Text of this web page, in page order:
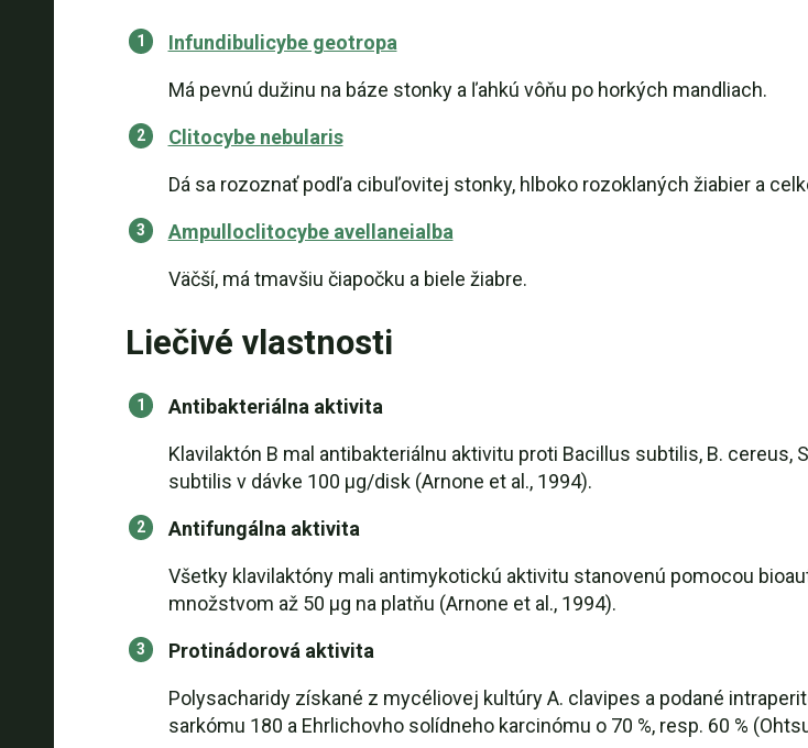
Infundibulicybe geotropa
Má pevnú dužinu na báze stonky a ľahkú vôňu po horkých mandliach.
Clitocybe nebularis
Dá sa rozoznať podľa cibuľovitej stonky, hlboko rozoklaných žiabier a
Ampulloclitocybe avellaneialba
Väčší, má tmavšiu čiapočku a biele žiabre.
Liečivé vlastnosti
Antibakteriálna aktivita
Klavilaktón B mal antibakteriálnu aktivitu proti Bacillus subtilis, B. cereus,
subtilis v dávke 100 µg/disk (Arnone et al., 1994).
Antifungálna aktivita
Všetky klavilaktóny mali antimykotickú aktivitu stanovenú pomocou
množstvom až 50 µg na platňu (Arnone et al., 1994).
Protinádorová aktivita
Polysacharidy získané z mycéliovej kultúry A. clavipes a podané
sarkómu 180 a Ehrlichovho solídneho karcinómu o 70 %, resp. 60 %